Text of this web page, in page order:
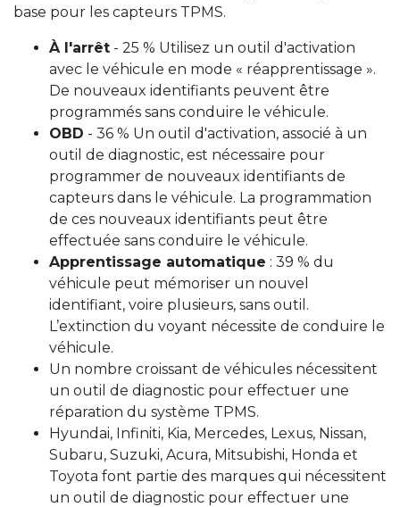
base pour les capteurs TPMS.
À l'arrêt - 25 % Utilisez un outil d'activation
avec le véhicule en mode « réapprentissage ».
De nouveaux identifiants peuvent être
programmés sans conduire le véhicule.
OBD - 36 % Un outil d'activation, associé à un
outil de diagnostic, est nécessaire pour
programmer de nouveaux identifiants de
capteurs dans le véhicule. La programmation
de ces nouveaux identifiants peut être
effectuée sans conduire le véhicule.
Apprentissage automatique : 39 % du
véhicule peut mémoriser un nouvel
identifiant, voire plusieurs, sans outil.
L’extinction du voyant nécessite de conduire le
véhicule.
Un nombre croissant de véhicules nécessitent
un outil de diagnostic pour effectuer une
réparation du système TPMS.
Hyundai, Infiniti, Kia, Mercedes, Lexus, Nissan,
Subaru, Suzuki, Acura, Mitsubishi, Honda et
Toyota font partie des marques qui nécessitent
un outil de diagnostic pour effectuer une